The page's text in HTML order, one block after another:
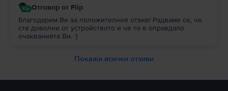
Отговор от Flip
Благодарим Ви за положителния отзив! Радваме се, че
сте доволни от устройството и че то е оправдало
очакванията Ви. :)
Покажи всички отзиви